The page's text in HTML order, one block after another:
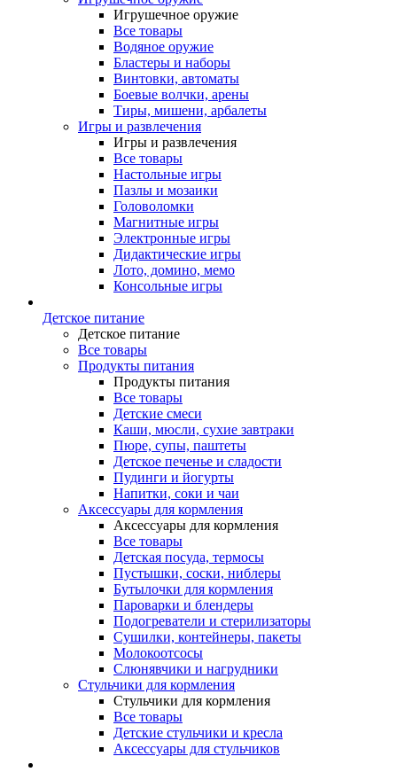
Игрушечное оружие
Все товары
Водяное оружие
Бластеры и наборы
Винтовки, автоматы
Боевые волчки, арены
Тиры, мишени, арбалеты
Игры и развлечения
Игры и развлечения
Все товары
Настольные игры
Пазлы и мозаики
Головоломки
Магнитные игры
Электронные игры
Дидактические игры
Лото, домино, мемо
Консольные игры
Детское питание
Детское питание
Все товары
Продукты питания
Продукты питания
Все товары
Детские смеси
Каши, мюсли, сухие завтраки
Пюре, супы, паштеты
Детское печенье и сладости
Пудинги и йогурты
Напитки, соки и чаи
Аксессуары для кормления
Аксессуары для кормления
Все товары
Детская посуда, термосы
Пустышки, соски, ниблеры
Бутылочки для кормления
Пароварки и блендеры
Подогреватели и стерилизаторы
Сушилки, контейнеры, пакеты
Молокоотсосы
Слюнявчики и нагрудники
Стульчики для кормления
Стульчики для кормления
Все товары
Детские стульчики и кресла
Аксессуары для стульчиков